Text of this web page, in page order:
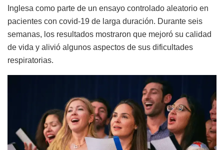
Inglesa como parte de un ensayo controlado aleatorio en
pacientes con covid-19 de larga duración. Durante seis
semanas, los resultados mostraron que mejoró su calidad
de vida y alivió algunos aspectos de sus dificultades
respiratorias.